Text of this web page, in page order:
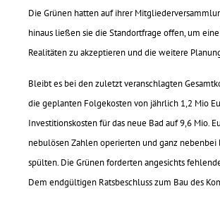
Die Grünen hatten auf ihrer
hinaus ließen sie die Standortfrage offen, um
Realitäten zu akzeptieren und die weitere
Bleibt es bei den zuletzt veranschlagten
die geplanten Folgekosten von jährlich 1,2 Mio
Investitionskosten für das neue Bad auf 9,6 Mio.
nebulösen Zahlen operierten und ganz
spülten. Die Grünen forderten angesichts
Dem endgültigen Ratsbeschluss zum Bau des